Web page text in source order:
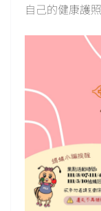
自己的健康護